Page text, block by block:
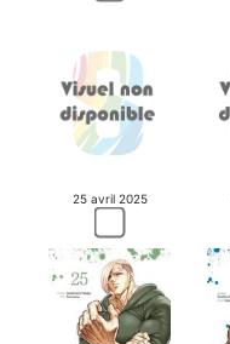
25 avril 2025